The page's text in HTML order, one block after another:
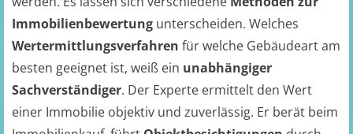
Immobilienbewertung unterscheiden. Welches
Wertermittlungsverfahren für welche Gebäudeart am
besten geeignet ist, weiß ein unabhängiger
Sachverständiger. Der Experte ermittelt den Wert
einer Immobilie objektiv und zuverlässig. Er berät beim